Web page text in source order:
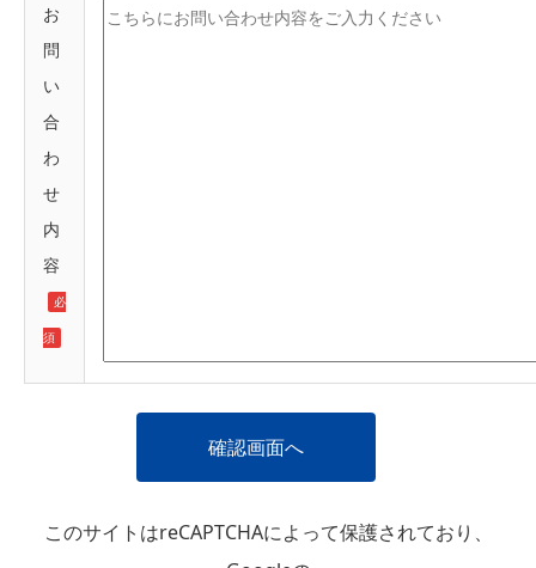
お
問
い
合
わ
せ
内
容
必
須
このサイトはreCAPTCHAによって保護されており、